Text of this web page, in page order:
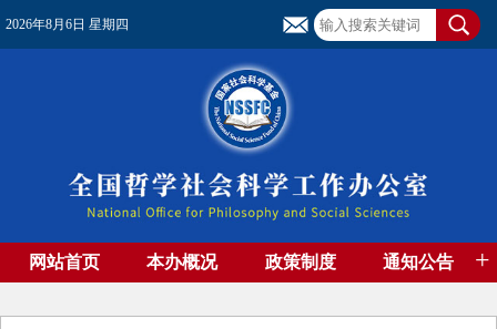
2026年8月6日 星期四
网站首页 本办概况 政策制度 通知公告 +